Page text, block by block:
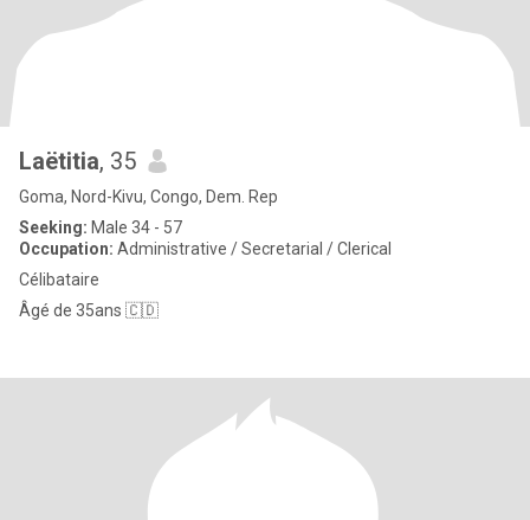
Laëtitia, 35
Goma, Nord-Kivu, Congo, Dem. Rep
Seeking: Male 34 - 57
Occupation: Administrative / Secretarial / Clerical
Célibataire
Âgé de 35ans 🇨🇩